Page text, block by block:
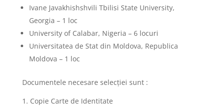
Ivane Javakhishshvili Tbilisi State University,
Georgia – 1 loc
University of Calabar, Nigeria – 6 locuri
Universitatea de Stat din Moldova, Republica
Moldova – 1 loc
Documentele necesare selecției sunt :
Copie Carte de Identitate